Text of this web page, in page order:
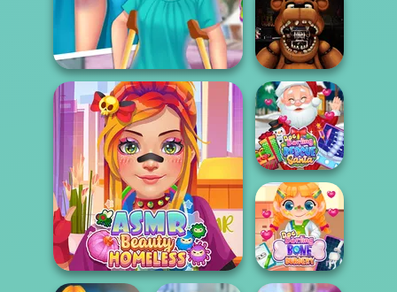
Knee Case Simulator
Healing Driver
FNAF: Night at
the Dentist
Doc Darling
Santa Surgery